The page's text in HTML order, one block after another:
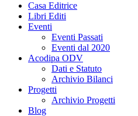
Casa Editrice
Libri Editi
Eventi
Eventi Passati
Eventi dal 2020
Acodipa ODV
Dati e Statuto
Archivio Bilanci
Progetti
Archivio Progetti
Blog